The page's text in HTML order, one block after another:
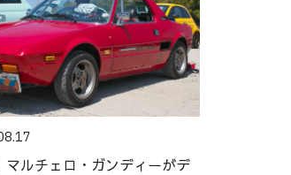
マルチェロ・ガンディーがデ